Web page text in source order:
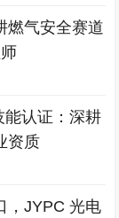
燃气安全赛道
能认证：深耕
资质
，JYPC 光电